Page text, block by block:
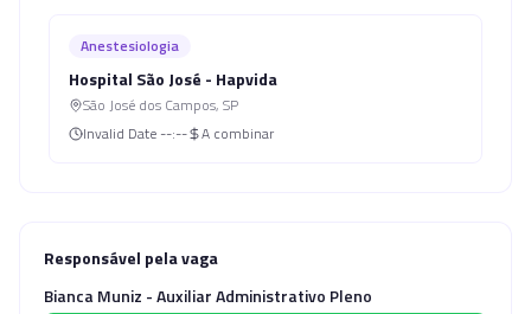
Anestesiologia
Hospital São José - Hapvida
São José dos Campos, SP
Invalid Date --:-- A combinar
Responsável pela vaga
Bianca Muniz - Auxiliar Administrativo Pleno